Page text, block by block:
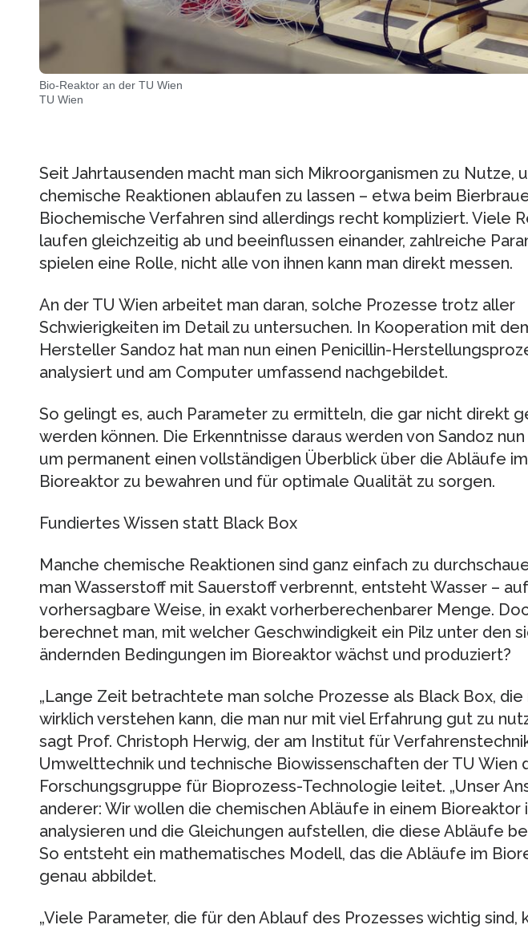
Bio-Reaktor an der TU Wien
TU Wien
Seit Jahrtausenden macht man sich Mikroorganismen zu Nutze,
chemische Reaktionen ablaufen zu lassen – etwa beim
Biochemische Verfahren sind allerdings recht kompliziert. Viele
laufen gleichzeitig ab und beeinflussen einander, zahlreiche
spielen eine Rolle, nicht alle von ihnen kann man direkt messen.
An der TU Wien arbeitet man daran, solche Prozesse trotz aller
Schwierigkeiten im Detail zu untersuchen. In Kooperation mit
Hersteller Sandoz hat man nun einen Penicillin-
analysiert und am Computer umfassend nachgebildet.
So gelingt es, auch Parameter zu ermitteln, die gar nicht direkt
werden können. Die Erkenntnisse daraus werden von Sandoz
um permanent einen vollständigen Überblick über die Abläufe im
Bioreaktor zu bewahren und für optimale Qualität zu sorgen.
Fundiertes Wissen statt Black Box
Manche chemische Reaktionen sind ganz einfach zu
man Wasserstoff mit Sauerstoff verbrennt, entsteht Wasser –
vorhersagbare Weise, in exakt vorherberechenbarer Menge.
berechnet man, mit welcher Geschwindigkeit ein Pilz unter den
ändernden Bedingungen im Bioreaktor wächst und produziert?
„Lange Zeit betrachtete man solche Prozesse als Black Box, die
wirklich verstehen kann, die man nur mit viel Erfahrung gut zu
sagt Prof. Christoph Herwig, der am Institut für
Umwelttechnik und technische Biowissenschaften der TU Wien
Forschungsgruppe für Bioprozess-Technologie leitet. „Unser
anderer: Wir wollen die chemischen Abläufe in einem Bioreaktor
analysieren und die Gleichungen aufstellen, die diese Abläufe
So entsteht ein mathematisches Modell, das die Abläufe im
genau abbildet.
„Viele Parameter, die für den Ablauf des Prozesses wichtig sind,